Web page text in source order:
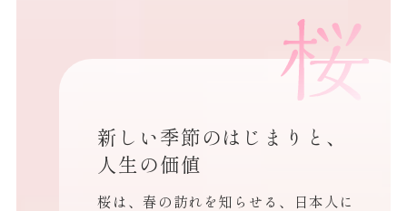
新しい季節のはじまりと、
人生の価値
桜は、春の訪れを知らせる、日本人に